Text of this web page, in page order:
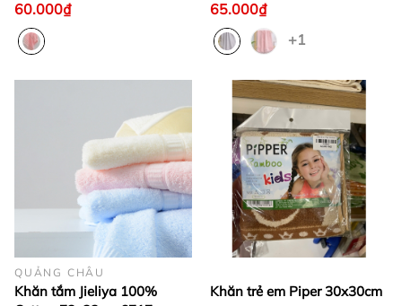
60.000₫
65.000₫
+1
QUẢNG CHÂU
Khăn tắm Jieliya 100%
Khăn trẻ em Piper 30x30cm